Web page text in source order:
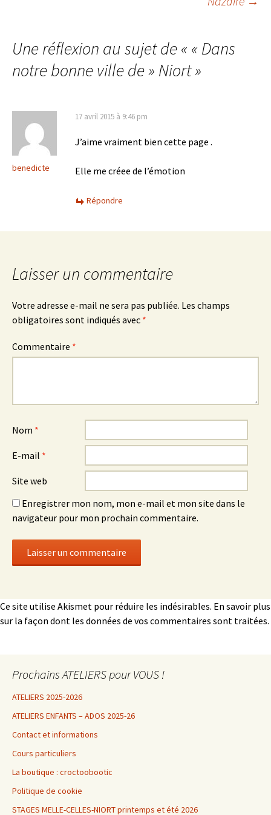
Une réflexion au sujet de « « Dans
notre bonne ville de » Niort»
benedicte
17 avril 2015 à 9:46 pm
J’aime vraiment bien cette page .
Elle me créee de l’émotion
Répondre
Laisser un commentaire
Votre adresse e-mail ne sera pas publiée. Les champs
obligatoires sont indiqués avec *
Commentaire *
Nom *
E-mail *
Site web
Enregistrer mon nom, mon e-mail et mon site dans le
navigateur pour mon prochain commentaire.
Ce site utilise Akismet pour réduire les indésirables. En savoir plus
sur la façon dont les données de vos commentaires sont traitées.
Prochains ATELIERS pour VOUS !
ATELIERS 2025-2026
ATELIERS ENFANTS – ADOS 2025-26
Contact et informations
Cours particuliers
La boutique : croctoobootic
Politique de cookie
STAGES MELLE-CELLES-NIORT printemps et été 2026